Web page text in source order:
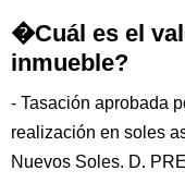
�Cuál es el
inmueble?
- Tasación aprobada
realización en soles
Nuevos Soles. D.